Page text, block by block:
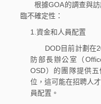
根據GOA的調查與訪
臨不確定性：
1.資金和人員配置
DOD目前計劃在
防部長辦公室（
OSD）的團隊提供
位，這可能在招聘人
員配置。